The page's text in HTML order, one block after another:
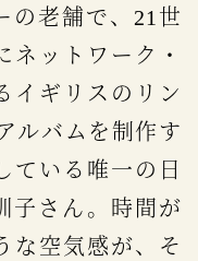
の老舗で、21世
ネットワーク・
イギリスのリン
ルバムを制作す
ている唯一の日
子さん。時間が
な空気感が、そ